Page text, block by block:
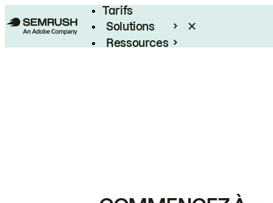
Tarifs
Solutions
Ressources